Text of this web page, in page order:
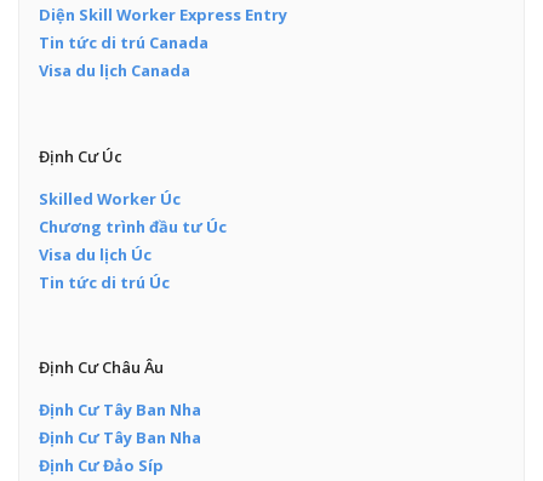
Diện Skill Worker Express Entry
Tin tức di trú Canada
Visa du lịch Canada
Định Cư Úc
Skilled Worker Úc
Chương trình đầu tư Úc
Visa du lịch Úc
Tin tức di trú Úc
Định Cư Châu Âu
Định Cư Tây Ban Nha
Định Cư Tây Ban Nha
Định Cư Đảo Síp